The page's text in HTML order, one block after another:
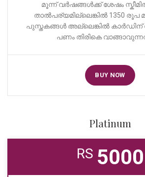
മൂന്ന് വർഷങ്ങൾക്ക് ശേഷം
താൽപര്യമില്ലെങ്കിൽ 1350
പുസ്തകങ്ങൾ അല്ലെങ്കിൽ കാർഡിന്
പണം തിരികെ
BUY NOW
Platinum
RS 5000